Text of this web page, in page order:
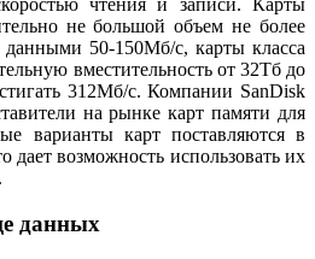
не большой объем не более
50-150Мб/с, карты класса
вместительность от 32Тб до
312Мб/с. Компании SanDisk
на рынке карт памяти для
варианты карт поставляются в
дает возможность использовать их
данных